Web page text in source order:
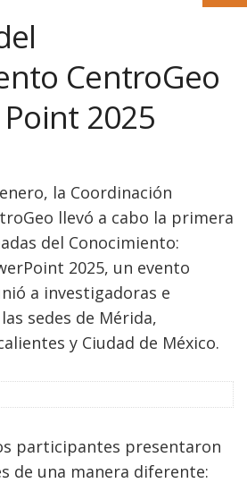
CentroGeo
2025
la Coordinación
llevó a cabo la primera
del Conocimiento:
2025, un evento
a investigadoras e
sedes de Mérida,
y Ciudad de México.
participantes presentaron
de una manera diferente: